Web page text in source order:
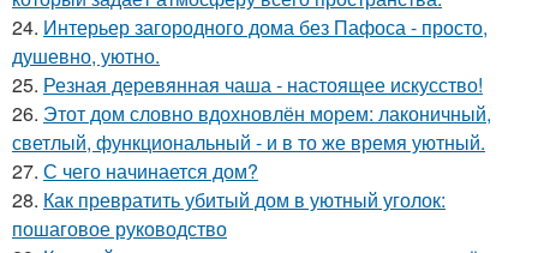
24. Интерьер загородного дома без Пафоса - просто,
душевно, уютно.
25. Резная деревянная чаша - настоящее искусство!
26. Этот дом словно вдохновлён морем: лаконичный,
светлый, функциональный - и в то же время уютный.
27. С чего начинается дом?
28. Как превратить убитый дом в уютный уголок:
пошаговое руководство